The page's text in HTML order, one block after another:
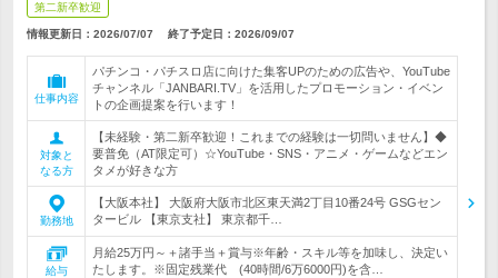
第二新卒歓迎
情報更新日：2026/07/07 終了予定日： 2026/09/07
仕事内容
パチンコ・パチスロ店に向けた集客UPのための広告や、YouTube
チャンネル「JANBARI.TV」を活用したプロモーション・イベン
トの企画提案を行います！
対象と
なる方
【未経験・第二新卒歓迎！これまでの経験は一切問いません】◆
要普免（AT限定可）☆YouTube・SNS・アニメ・ゲームなどエン
タメが好きな方
勤務地
【大阪本社】 大阪府大阪市北区東天満2丁目10番24号 GSGセン
タービル 【東京支社】 東京都千…
給与
月給25万円～＋諸手当＋賞与※年齢・スキル等を加味し、決定い
たします。※固定残業代 (40時間/6万6000円)を含…